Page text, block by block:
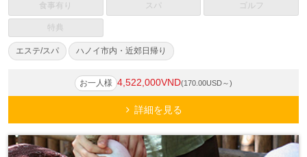
食事有り スパ ゴルフ
特典
エステ/スパ ハノイ市内・近郊日帰り
お一人様 4,522,000VND(170.00USD～)
詳細を見る